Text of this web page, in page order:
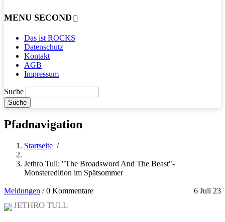
MENU SECOND
Das ist ROCKS
Datenschutz
Kontakt
AGB
Impressum
Suche
Pfadnavigation
Startseite /
Jethro Tull: "The Broadsword And The Beast"-
Monsteredition im Spätsommer
Meldungen 6 Juli 23
/0 Kommentare
JETHRO TULL